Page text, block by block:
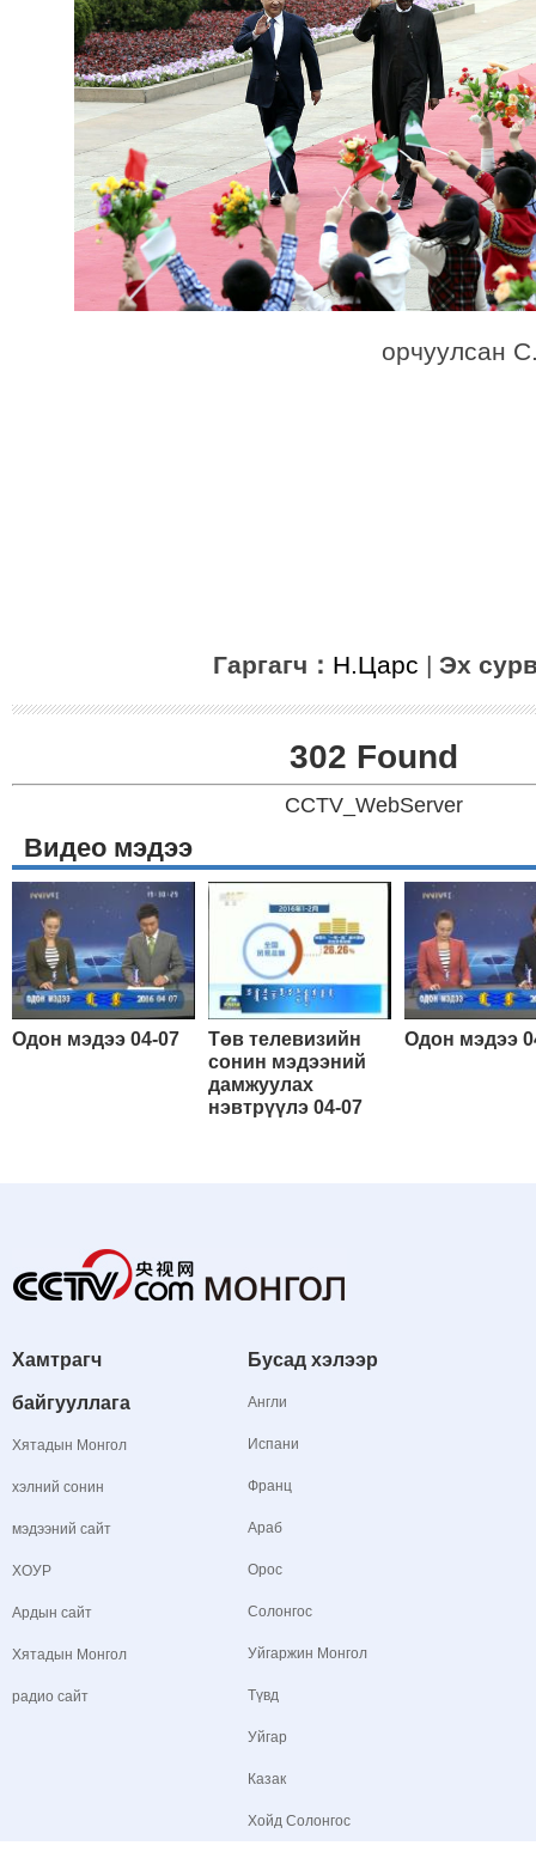
орчуулсан С.
Гаргагч： Н.Царс | Эх
302 Found
CCTV_WebServer
Видео мэдээ
Одон мэдээ 04-07
Төв телевизийн
сонин мэдээний
дамжуулах
нэвтрүүлэ 04-07
Одон мэдээ
Хамтрагч
байгууллага
Хятадын Монгол
хэлний сонин
мэдээний сайт
ХОУР
Ардын сайт
Хятадын Монгол
радио сайт
Бусад хэлээр
Англи
Испани
Франц
Араб
Орос
Солонгос
Уйгаржин Монгол
Түвд
Уйгар
Казак
Хойд Солонгос